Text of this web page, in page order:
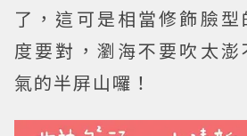
了，這可是相當修飾臉
度要對，瀏海不要吹太
氣的半屏山囉！